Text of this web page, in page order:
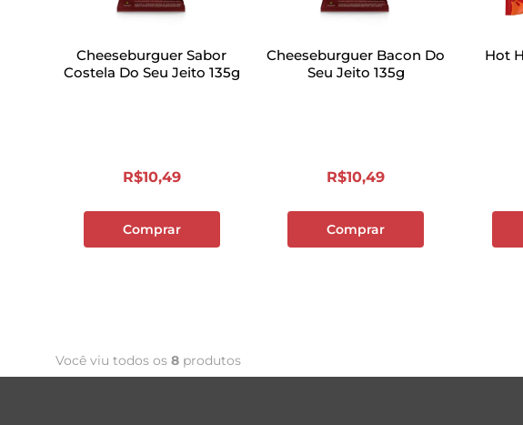
Cheeseburguer Sabor
Costela Do Seu Jeito 135g
R$10,49
Comprar
Cheeseburguer Bacon Do
Seu Jeito 135g
R$10,49
Comprar
Hot
Você viu todos os8 produtos